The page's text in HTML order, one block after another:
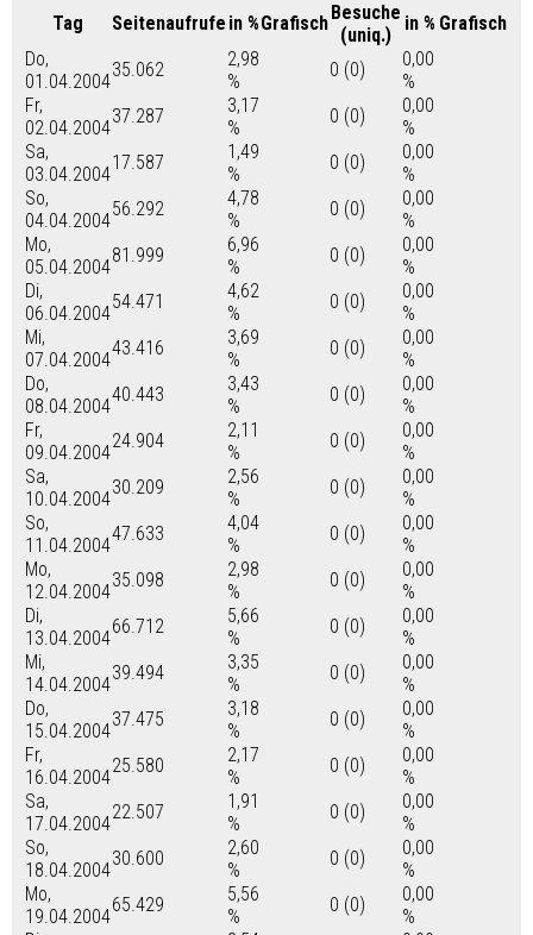
Tag Seitenaufrufe in %GrafischBesuche
(uniq.)
in % Grafisch
Do,
01.04.2004
35.062
2,98
%
0 (0)
0,00
%
Fr,
02.04.2004
37.287
3,17
%
0 (0)
0,00
%
Sa,
03.04.2004
17.587
1,49
%
0 (0)
0,00
%
So,
04.04.2004
56.292
4,78
%
0 (0)
0,00
%
Mo,
05.04.2004
81.999
6,96
%
0 (0)
0,00
%
Di,
06.04.2004
54.471
4,62
%
0 (0)
0,00
%
Mi,
07.04.2004
43.416
3,69
%
0 (0)
0,00
%
Do,
08.04.2004
40.443
3,43
%
0 (0)
0,00
%
Fr,
09.04.2004
24.904
2,11
%
0 (0)
0,00
%
Sa,
10.04.2004
30.209
2,56
%
0 (0)
0,00
%
So,
11.04.2004
47.633
4,04
%
0 (0)
0,00
%
Mo,
12.04.2004
35.098
2,98
%
0 (0)
0,00
%
Di,
13.04.2004
66.712
5,66
%
0 (0)
0,00
%
Mi,
14.04.2004
39.494
3,35
%
0 (0)
0,00
%
Do,
15.04.2004
37.475
3,18
%
0 (0)
0,00
%
Fr,
16.04.2004
25.580
2,17
%
0 (0)
0,00
%
Sa,
17.04.2004
22.507
1,91
%
0 (0)
0,00
%
So,
18.04.2004
30.600
2,60
%
0 (0)
0,00
%
Mo,
19.04.2004
65.429
5,56
%
0 (0)
0,00
%